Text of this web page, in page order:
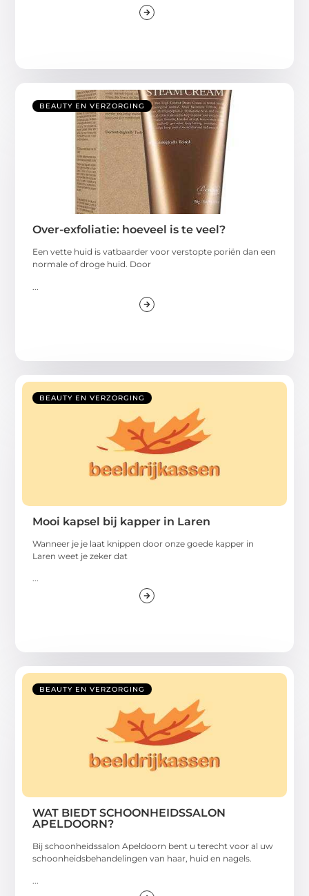
BEAUTY EN VERZORGING
Over-exfoliatie: hoeveel is te veel?
Een vette huid is vatbaarder voor verstopte poriën dan een
normale of droge huid. Door
BEAUTY EN VERZORGING
Mooi kapsel bij kapper in Laren
Wanneer je je laat knippen door onze goede kapper in
Laren weet je zeker dat
BEAUTY EN VERZORGING
WAT BIEDT SCHOONHEIDSSALON
APELDOORN?
Bij schoonheidssalon Apeldoorn bent u terecht voor al uw
schoonheidsbehandelingen van haar, huid en nagels.
...